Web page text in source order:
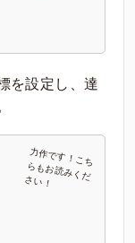
を設定し、達